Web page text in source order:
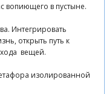
вопиющего в пустыне.
Интегрировать
открыть путь к
вещей.
изолированной